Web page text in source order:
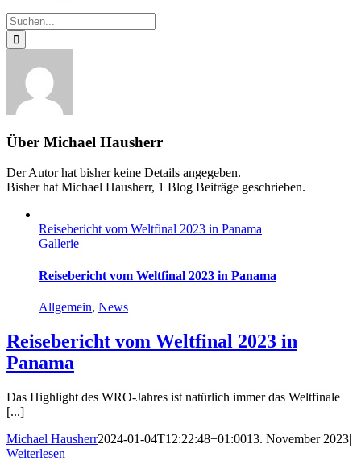
Suche
nach:
Über Michael Hausherr
Der Autor hat bisher keine Details angegeben.
Bisher hat Michael Hausherr, 1 Blog Beiträge geschrieben.
Reisebericht vom Weltfinal 2023 in Panama
Gallerie
Reisebericht vom Weltfinal 2023 in Panama
Allgemein, News
Reisebericht vom Weltfinal 2023 in
Panama
Das Highlight des WRO-Jahres ist natürlich immer das Weltfinale
[...]
Michael Hausherr2024-01-04T12:22:48+01:0013. November 2023|
Weiterlesen